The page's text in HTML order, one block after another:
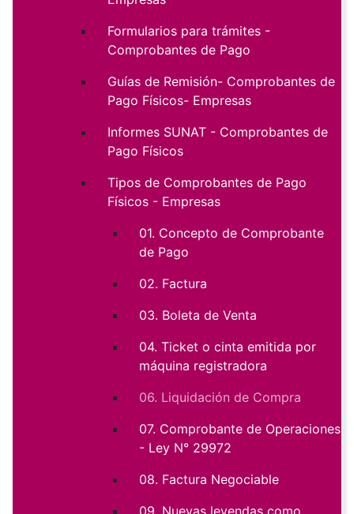
Formularios para trámites -
Comprobantes de Pago
Guías de Remisión- Comprobantes de
Pago Físicos- Empresas
Informes SUNAT - Comprobantes de
Pago Físicos
Tipos de Comprobantes de Pago
Físicos - Empresas
01. Concepto de Comprobante
de Pago
02. Factura
03. Boleta de Venta
04. Ticket o cinta emitida por
máquina registradora
06. Liquidación de Compra
07. Comprobante de Operaciones
- Ley N° 29972
08. Factura Negociable